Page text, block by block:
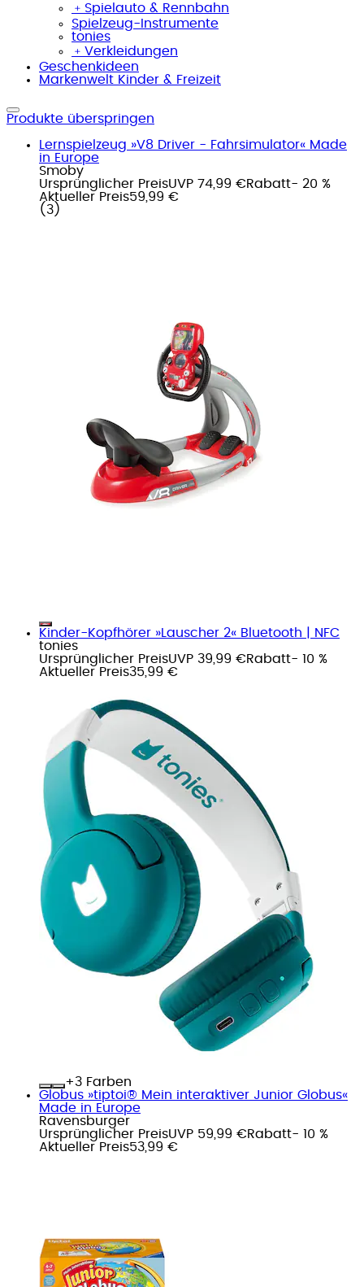
﹢ Spielauto & Rennbahn
Spielzeug-Instrumente
tonies
﹢ Verkleidungen
Geschenkideen
Markenwelt Kinder & Freizeit
Produkte überspringen
Lernspielzeug »V8 Driver - Fahrsimulator« Made
in Europe
Smoby
Ursprünglicher PreisUVP 74,99 €Rabatt- 20 %
Aktueller Preis59,99 €
( 3 )
Kinder-Kopfhörer »Lauscher 2« Bluetooth | NFC
tonies
Ursprünglicher PreisUVP 39,99 €Rabatt- 10 %
Aktueller Preis35,99 €
+
Farben
Globus »tiptoi® Mein interaktiver Junior Globus«
Made in Europe
Ravensburger
Ursprünglicher PreisUVP 59,99 €Rabatt- 10 %
Aktueller Preis53,99 €